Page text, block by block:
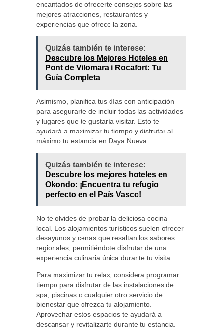
encantados de ofrecerte consejos sobre las
mejores atracciones, restaurantes y
experiencias que ofrece la zona.
Quizás también te interese:
Descubre los Mejores Hoteles en
Pont de Vilomara i Rocafort: Tu
Guía Completa
Asimismo, planifica tus días con anticipación
para asegurarte de incluir todas las actividades
y lugares que te gustaría visitar. Esto te
ayudará a maximizar tu tiempo y disfrutar al
máximo tu estancia en Daya Nueva.
Quizás también te interese:
Descubre los mejores hoteles en
Okondo: ¡Encuentra tu refugio
perfecto en el País Vasco!
No te olvides de probar la deliciosa cocina
local. Los alojamientos turísticos suelen ofrecer
desayunos y cenas que resaltan los sabores
regionales, permitiéndote disfrutar de una
experiencia culinaria única durante tu visita.
Para maximizar tu relax, considera programar
tiempo para disfrutar de las instalaciones de
spa, piscinas o cualquier otro servicio de
bienestar que ofrezca tu alojamiento.
Aprovechar estos espacios te ayudará a
descansar y revitalizarte durante tu estancia.